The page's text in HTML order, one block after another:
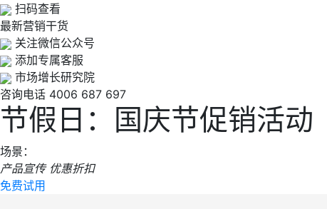
扫码查看
最新营销干货
关注微信公众号
添加专属客服
市场增长研究院
咨询电话 4006 687 697
节假日：国庆节促销活动
场景：
产品宣传 优惠折扣
免费试用